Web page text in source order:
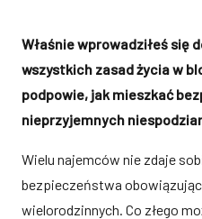
Właśnie wprowadziłeś się
wszystkich zasad życia w
podpowie, jak mieszkać
nieprzyjemnych
Wielu najemców nie zdaje
bezpieczeństwa
wielorodzinnych. Co złego